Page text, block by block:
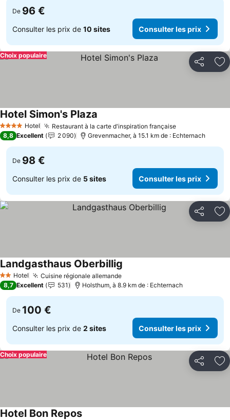
De 96 €
Consulter les prix de 10 sites Consulter les prix
Partager
Choix populaire
4 Étoiles Hotel Restaurant à la carte d'inspiration française
Hotel Simon's Plaza
8,8 Excellent 2 090 Grevenmacher, à 15.1 km de : Echternach
De 98 €
Consulter les prix de 5 sites Consulter les prix
Partager
2 Étoiles
Hotel Cuisine régionale allemande
Landgasthaus Oberbillig
8,7 Excellent 531 Holsthum, à 8.9 km de : Echternach
De 100 €
Consulter les prix de 2 sites Consulter les prix
Partager
Choix populaire
Hotel Bon Repos